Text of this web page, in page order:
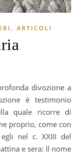
, ARTICOLI
è testimonio
quale ricorre di
proprio, come con
nel c. XXIII del
e sera: Il nome